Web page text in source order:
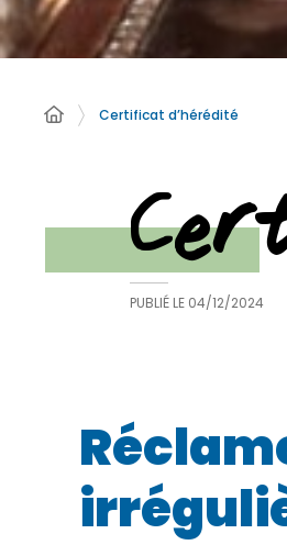
Certificat d’hérédité
PUBLIÉ LE 04/12/2024